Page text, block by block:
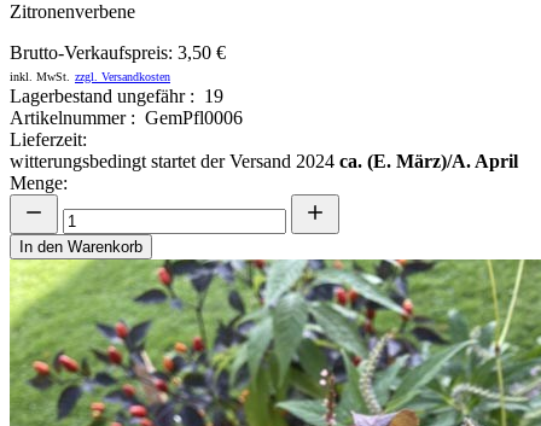
Zitronenverbene
Brutto-Verkaufspreis: 3,50 €
inkl. MwSt. zzgl. Versandkosten
Lagerbestand ungefähr : 19
Artikelnummer : GemPfl0006
Lieferzeit:
witterungsbedingt startet der Versand 2024 ca. (E. März)/A. April
Menge:
In den Warenkorb